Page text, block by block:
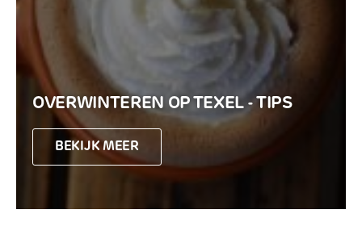
OVERWINTEREN OP TEXEL - TIPS
BEKIJK MEER